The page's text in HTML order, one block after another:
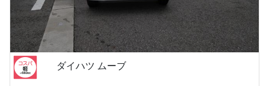
ダイハツ ムーブ